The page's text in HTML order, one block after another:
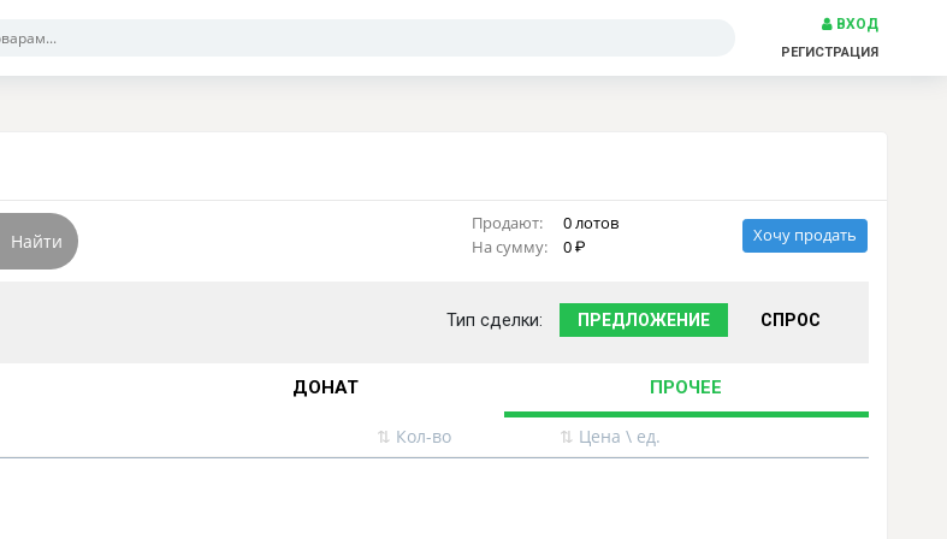
ВХОД
РЕГИСТРАЦИЯ
Найти
Продают:
0 лотов
На сумму:
0
Хочу продать
Тип сделки: ПРЕДЛОЖЕНИЕ СПРОС
ДОНАТ ПРОЧЕЕ
⇅ Кол-во ⇅ Цена \ ед.